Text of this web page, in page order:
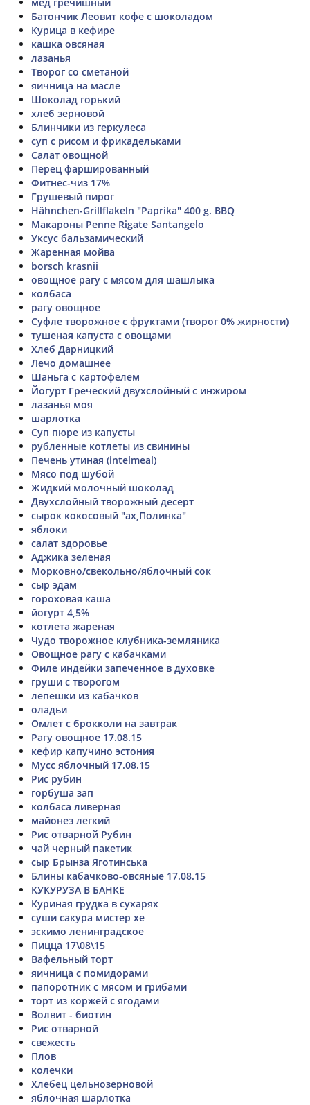
Батончик Леовит кофе с шоколадом
Курица в кефире
кашка овсяная
лазанья
Творог со сметаной
яичница на масле
Шоколад горький
хлеб зерновой
Блинчики из геркулеса
суп с рисом и фрикадельками
Салат овощной
Перец фаршированный
Фитнес-чиз 17%
Грушевый пирог
Hähnchen-Grillflakeln "Paprika" 400 g. BBQ
Макароны Penne Rigate Santangelo
Уксус бальзамический
Жаренная мойва
borsch krasnii
овощное рагу с мясом для шашлыка
колбаса
рагу овощное
Суфле творожное с фруктами (творог 0% жирности)
тушеная капуста с овощами
Хлеб Дарницкий
Лечо домашнее
Шаньга с картофелем
Йогурт Греческий двухслойный с инжиром
лазанья моя
шарлотка
Суп пюре из капусты
рубленные котлеты из свинины
Печень утиная (intelmeal)
Мясо под шубой
Жидкий молочный шоколад
Двухслойный творожный десерт
сырок кокосовый "ах,Полинка"
яблоки
салат здоровье
Аджика зеленая
Морковно/свекольно/яблочный сок
сыр эдам
гороховая каша
йогурт 4,5%
котлета жареная
Чудо творожное клубника-земляника
Овощное рагу с кабачками
Филе индейки запеченное в духовке
груши с творогом
лепешки из кабачков
оладьи
Омлет с брокколи на завтрак
Рагу овощное 17.08.15
кефир капучино эстония
Мусс яблочный 17.08.15
Рис рубин
горбуша зап
колбаса ливерная
майонез легкий
Рис отварной Рубин
чай черный пакетик
сыр Брынза Яготинська
Блины кабачково-овсяные 17.08.15
КУКУРУЗА В БАНКЕ
Куриная грудка в сухарях
суши сакура мистер хе
эскимо ленинградское
Пицца 17\08\15
Вафельный торт
яичница с помидорами
папоротник с мясом и грибами
торт из коржей с ягодами
Волвит - биотин
Рис отварной
свежесть
Плов
колечки
Хлебец цельнозерновой
яблочная шарлотка